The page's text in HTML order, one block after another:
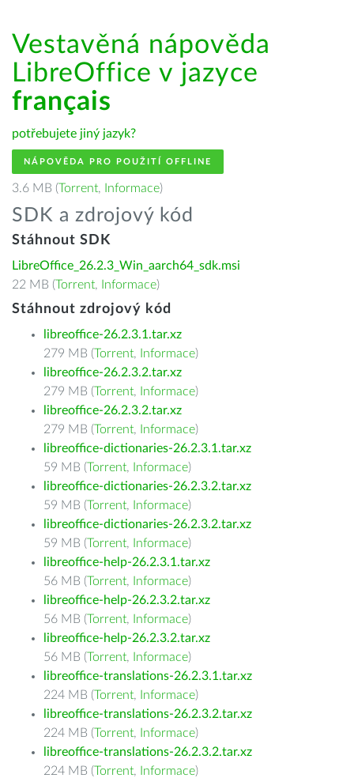
Vestavěná nápověda
LibreOffice v jazyce
français
potřebujete jiný jazyk?
NÁPOVĚDA PRO POUŽITÍ OFFLINE
3.6 MB (Torrent, Informace)
SDK a zdrojový kód
Stáhnout SDK
LibreOffice_26.2.3_Win_aarch64_sdk.msi
22 MB (Torrent, Informace)
Stáhnout zdrojový kód
libreoffice-26.2.3.1.tar.xz
279 MB (Torrent, Informace)
libreoffice-26.2.3.2.tar.xz
279 MB (Torrent, Informace)
libreoffice-26.2.3.2.tar.xz
279 MB (Torrent, Informace)
libreoffice-dictionaries-26.2.3.1.tar.xz
59 MB (Torrent, Informace)
libreoffice-dictionaries-26.2.3.2.tar.xz
59 MB (Torrent, Informace)
libreoffice-dictionaries-26.2.3.2.tar.xz
59 MB (Torrent, Informace)
libreoffice-help-26.2.3.1.tar.xz
56 MB (Torrent, Informace)
libreoffice-help-26.2.3.2.tar.xz
56 MB (Torrent, Informace)
libreoffice-help-26.2.3.2.tar.xz
56 MB (Torrent, Informace)
libreoffice-translations-26.2.3.1.tar.xz
224 MB (Torrent, Informace)
libreoffice-translations-26.2.3.2.tar.xz
224 MB (Torrent, Informace)
libreoffice-translations-26.2.3.2.tar.xz
224 MB (Torrent, Informace)